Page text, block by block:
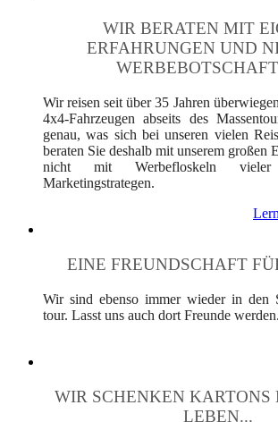
WIR BERATEN MIT
ERFAHRUNGEN UND
Wir reisen seit über 35 Jahren
4x4-Fahrzeugen abseits des
genau, was sich bei unseren vielen
beraten Sie deshalb mit unserem großen
nicht mit Werbefloskeln
Marketingstrategen.
EINE FREUNDSCHAFT
Wir sind ebenso immer wieder in den
tour. Lasst uns auch dort Freunde werden.
WIR SCHENKEN KARTONS
LEBEN...